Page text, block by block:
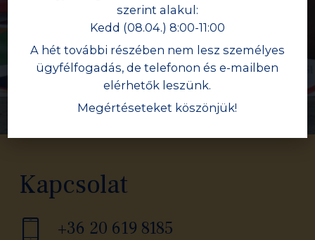
Következő
Miss Mary Soames "F" az idei
Champion csikó!
Kapcsolat
+36 20 619 8185
szerint alakul:
Kedd (08.04.) 8:00-11:00
A hét további részében nem lesz személyes
ügyfélfogadás, de telefonon és e-mailben
elérhetők leszünk.
Megértéseteket köszönjük!